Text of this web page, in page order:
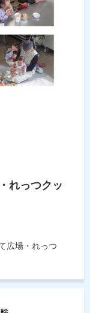
れっつクッ
広場・れっつ